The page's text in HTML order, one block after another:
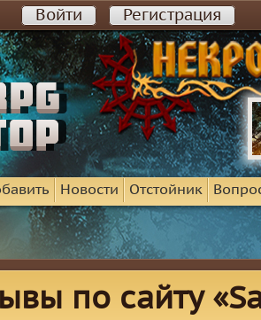
Войти Регистрация
Новости Отстойник
по сайту